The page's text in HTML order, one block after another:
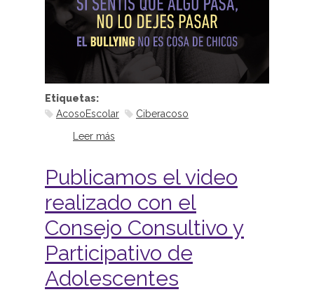
Etiquetas:
AcosoEscolar
Ciberacoso
Leer más
Publicamos el video
realizado con el
Consejo Consultivo y
Participativo de
Adolescentes